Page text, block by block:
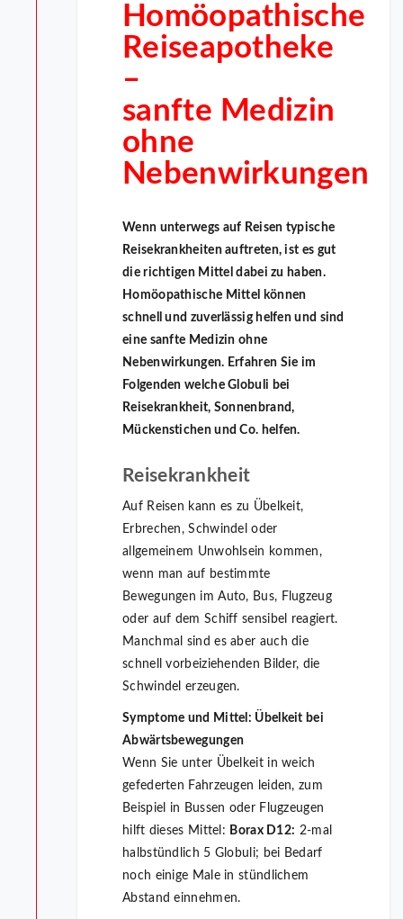
Homöopathische
Reiseapotheke
–
sanfte Medizin
ohne
Nebenwirkungen
Wenn unterwegs auf Reisen typische
Reisekrankheiten auftreten, ist es gut
die richtigen Mittel dabei zu haben.
Homöopathische Mittel können
schnell und zuverlässig helfen und sind
eine sanfte Medizin ohne
Nebenwirkungen. Erfahren Sie im
Folgenden welche Globuli bei
Reisekrankheit, Sonnenbrand,
Mückenstichen und Co. helfen.
Reisekrankheit
Auf Reisen kann es zu Übelkeit,
Erbrechen, Schwindel oder
allgemeinem Unwohlsein kommen,
wenn man auf bestimmte
Bewegungen im Auto, Bus, Flugzeug
oder auf dem Schiff sensibel reagiert.
Manchmal sind es aber auch die
schnell vorbeiziehenden Bilder, die
Schwindel erzeugen.
Symptome und Mittel: Übelkeit bei
Abwärtsbewegungen
Wenn Sie unter Übelkeit in weich
gefederten Fahrzeugen leiden, zum
Beispiel in Bussen oder Flugzeugen
hilft dieses Mittel: Borax D12: 2-mal
halbstündlich 5 Globuli; bei Bedarf
noch einige Male in stündlichem
Abstand einnehmen.